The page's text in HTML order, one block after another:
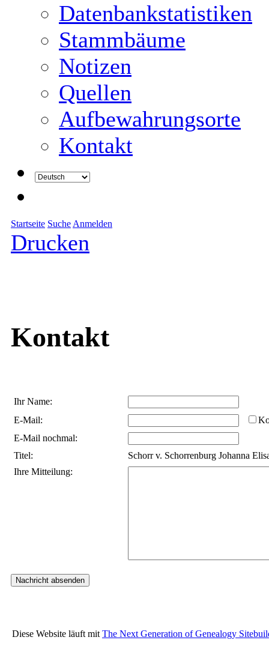
Datenbankstatistiken
Stammbäume
Notizen
Quellen
Aufbewahrungsorte
Kontakt
Startseite Suche Anmelden
Drucken
Kontakt
Ihr Name:
E-Mail:
E-Mail nochmal:
Titel:
Schorr v. Schorrenburg Johanna
Ihre Mitteilung:
Diese Website läuft mit The Next Generation of Genealogy